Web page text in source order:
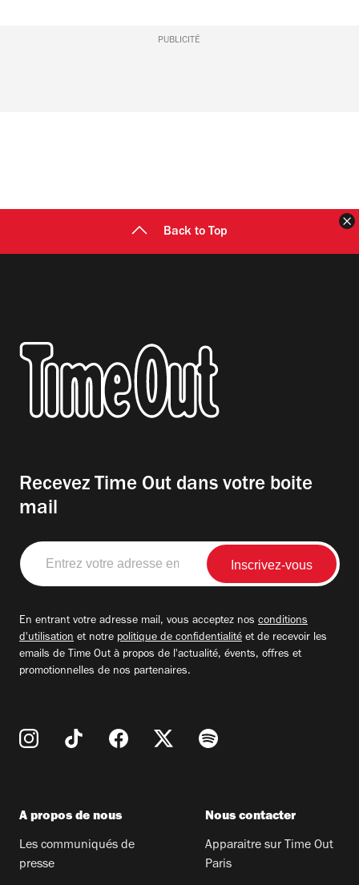
PUBLICITÉ
Back to Top
Recevez Time Out dans votre boite
mail
Entrez
votre
adresse
En entrant votre adresse mail, vous acceptez nos conditions
d'utilisation et notre politique de confidentialité et de recevoir les
emails de Time Out à propos de l'actualité, évents, offres et
promotionnelles de nos partenaires.
A propos de nous
Les communiqués de
presse
Nous contacter
Apparaitre sur Time Out
Paris